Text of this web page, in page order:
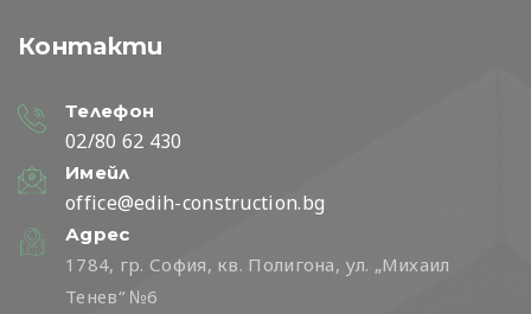
Контакти
Телефон
02/80 62 430
Имейл
office@edih-construction.bg
Адрес
1784, гр. София, кв. Полигона, ул. „Михаил
Тенев“ №6